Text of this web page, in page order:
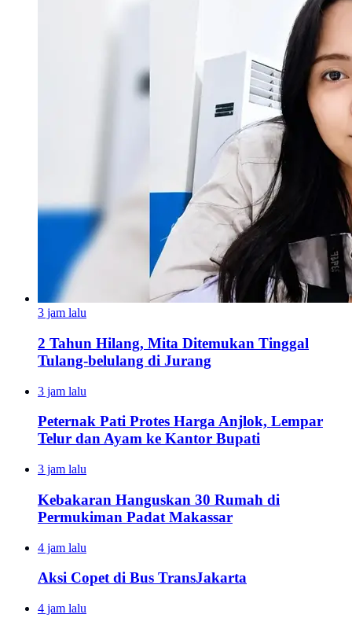
3 jam lalu
2 Tahun Hilang, Mita Ditemukan Tinggal
Tulang-belulang di Jurang
3 jam lalu
Peternak Pati Protes Harga Anjlok, Lempar
Telur dan Ayam ke Kantor Bupati
3 jam lalu
Kebakaran Hanguskan 30 Rumah di
Permukiman Padat Makassar
4 jam lalu
Aksi Copet di Bus TransJakarta
4 jam lalu